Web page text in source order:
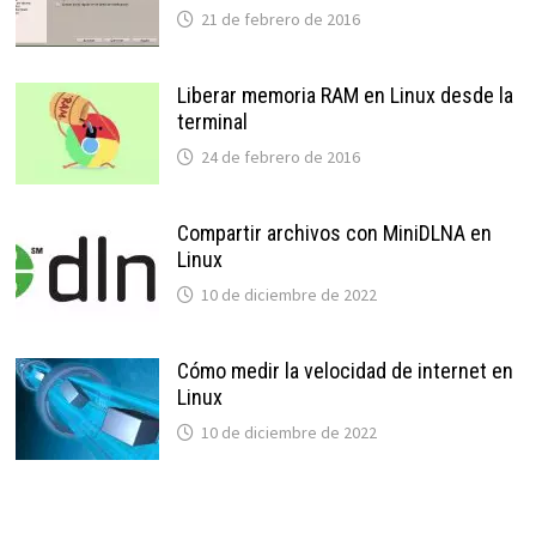
21 de febrero de 2016
Liberar memoria RAM en Linux desde la
terminal
24 de febrero de 2016
Compartir archivos con MiniDLNA en
Linux
10 de diciembre de 2022
Cómo medir la velocidad de internet en
Linux
10 de diciembre de 2022